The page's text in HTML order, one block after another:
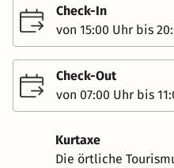
Check-In
von 15:00 Uhr bis
Check-Out
von 07:00 Uhr bis
Kurtaxe
Die örtliche